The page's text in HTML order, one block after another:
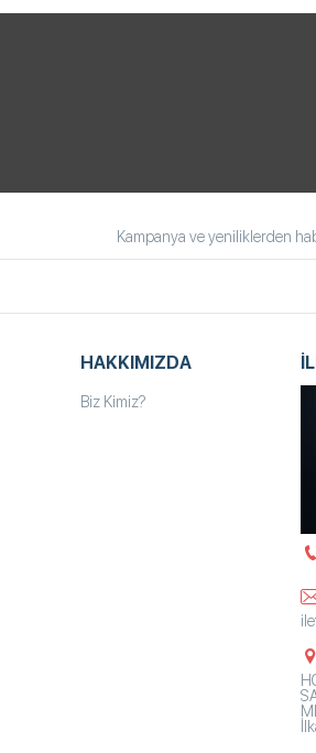
Kampanya ve yeniliklerden
HAKKIMIZDA
Biz Kimiz?